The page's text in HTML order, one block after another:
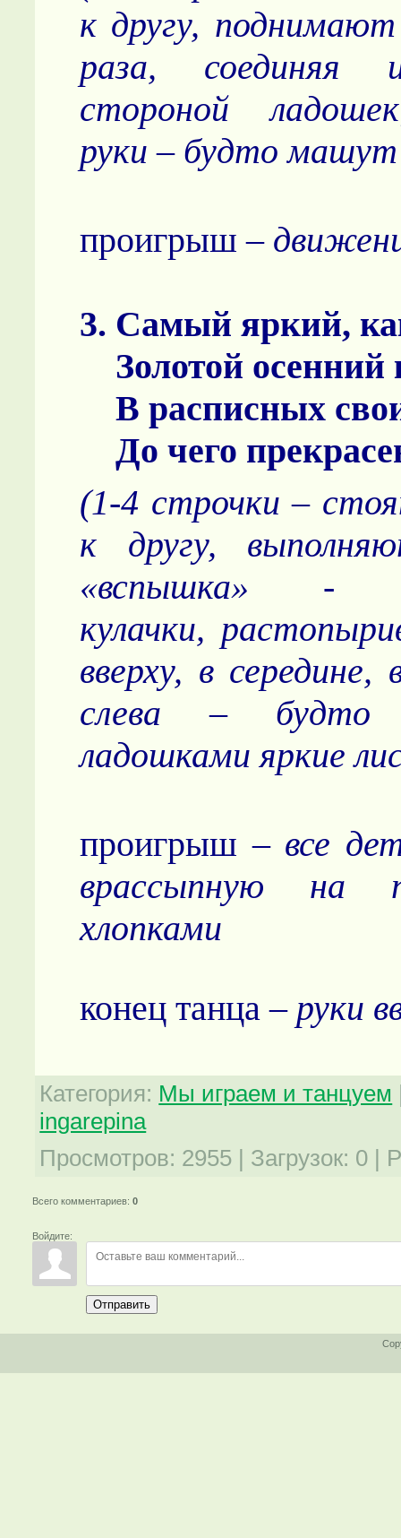
к другу,
раза, соединяя
стороной
руки – будто
проигрыш –
3. Самый яркий,
Золотой осенний
В расписных
До чего
(1-4 строчки –
к другу,
«вспышка» -
кулачки,
вверху, в середине,
слева – будто
ладошками яркие
проигрыш – все
врассыпную на
хлопками
конец танца – руки
Категория: Мы играем и танцуем
ingarepina
Просмотров: 2955 | Загрузок: 0 |
Всего комментариев:0
Войдите:
Отправить